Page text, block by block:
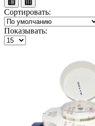
Сортировать:
Показывать: